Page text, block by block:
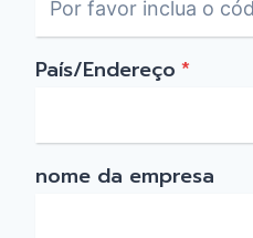
País/Endereço *
nome da empresa